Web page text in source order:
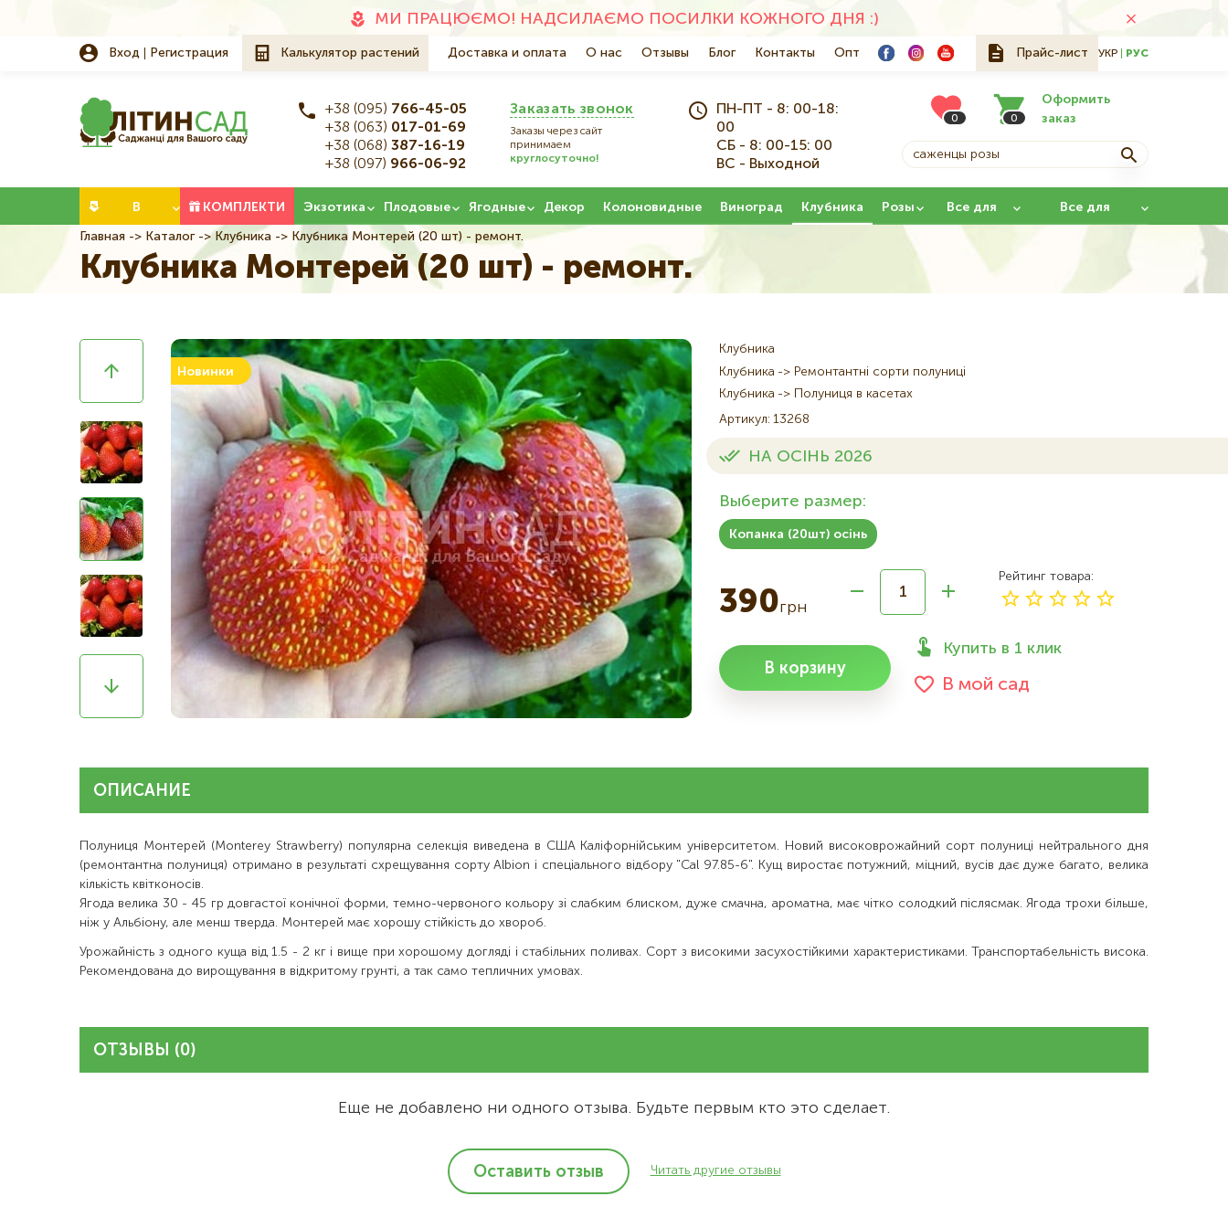
МИ ПРАЦЮЄМО! НАДСИЛАЄМО ПОСИЛКИ КОЖНОГО ДНЯ :)
Вход Регистрация Калькулятор растений Основна
Доставка и оплата О нас Отзывы Блог Контакты Опт Прайс-лист УКР РУС
+38 (095) 766-45-05
+38 (063) 017-01-69
+38 (068) 387-16-19
+38 (097) 966-06-92
Заказать звонок
Заказы через сайт
принимаем
круглосуточно!
ПН-ПТ - 8: 00-18:
00
СБ - 8: 00-15: 00
ВС - Выходной
0
Оформить
заказ
0
В
КОМПЛЕКТИ Экзотика Плодовые Ягодные Декор Колоновидные Виноград Клубника Розы Все для
сада
Все для
Строка
навигации
Главная Каталог Клубника Клубника Монтерей (20 шт) - ремонт.
Клубника Монтерей (20 шт) - ремонт.
Новинки
Клубника
Клубника
Ремонтантні сорти полуниці
Клубника
Полуниця в касетах
Артикул 13268
НА ОСІНЬ 2026
Выберите размер:
Копанка (20шт) осінь
390грн
Рейтинг товара
В корзину
Купить в 1 клик
В мой сад
ОПИСАНИЕ
Полуниця Монтерей (Monterey Strawberry) популярна селекція виведена в США Каліфорнійським університетом. Новий високоврожайний сорт полуниці нейтрального дня
(ремонтантна полуниця) отримано в результаті схрещування сорту Albion і спеціального відбору "Cal 97.85-6". Кущ виростає потужний, міцний, вусів дає дуже багато, велика
кількість квітконосів.
Ягода велика 30 - 45 гр довгастої конічної форми, темно-червоного кольору зі слабким блиском, дуже смачна, ароматна, має чітко солодкий післясмак. Ягода трохи більше,
ніж у Альбіону, але менш тверда. Монтерей має хорошу стійкість до хвороб.
Урожайність з одного куща від 1.5 - 2 кг і вище при хорошому догляді і стабільних поливах. Сорт з високими засухостійкими характеристиками. Транспортабельність висока.
Рекомендована до вирощування в відкритому грунті, а так само тепличних умовах.
ОТЗЫВЫ (0)
Еще не добавлено ни одного отзыва. Будьте первым кто это сделает.
Оставить отзыв Читать другие отзывы